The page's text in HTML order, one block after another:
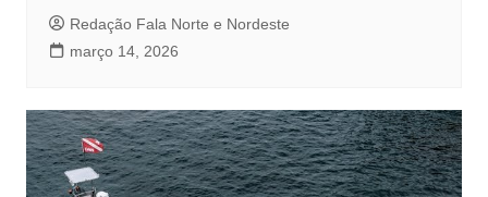
Redação Fala Norte e Nordeste
março 14, 2026